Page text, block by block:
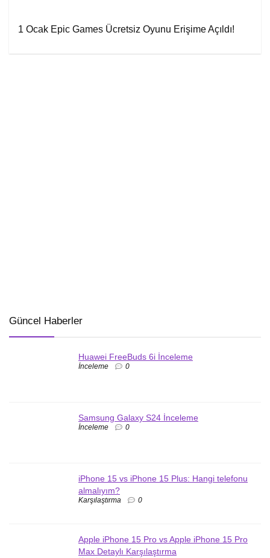
1 Ocak Epic Games Ücretsiz Oyunu Erişime Açıldı!
Güncel Haberler
Huawei FreeBuds 6i İnceleme
İnceleme 0
Samsung Galaxy S24 İnceleme
İnceleme 0
iPhone 15 vs iPhone 15 Plus: Hangi telefonu
almalıyım?
Karşılaştırma 0
Apple iPhone 15 Pro vs Apple iPhone 15 Pro
Max Detaylı Karşılaştırma